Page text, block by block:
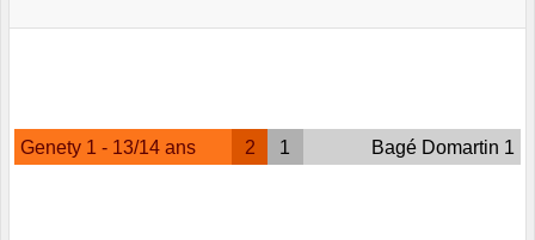
Genety 1 - 13/14 ans 2 1 Bagé Domartin 1